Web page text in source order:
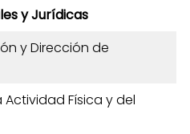
y Jurídicas
y Dirección de
Física y del